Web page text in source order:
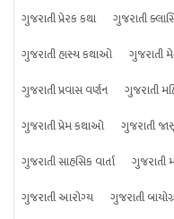
ગુજરાતી પ્રેરક કથા
ગુજરાતી
ગુજરાતી હાસ્ય કથાઓ
ગુજરાતી
ગુજરાતી પ્રવાસ વર્ણન
ગુજરાતી
ગુજરાતી પ્રેમ કથાઓ
ગુજરાતી
ગુજરાતી સાહસિક વાર્તા
ગુજરાતી
ગુજરાતી આરોગ્ય
ગુજરાતી